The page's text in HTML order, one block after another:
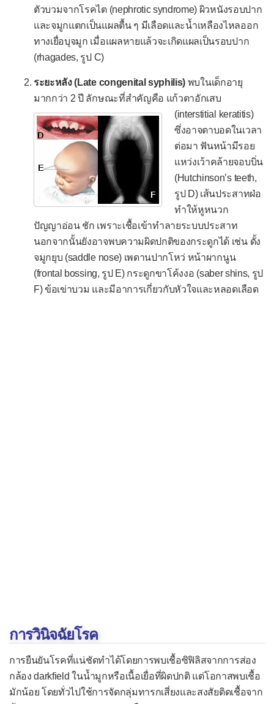
หัดเยอรมันแต่กำเนิด
โรคอีสุกอีใส
โรคงูสวัด
โรคเอดส์
โรคติดเชื้อแบคทีเรีย
กรวยไตอักเสบ
กระเพาะปัสสาวะอักเสบ
กระดูกติดเชื้อ
กาฬโรค
ไข้กระต่าย
ไข้กาฬหลังแอ่น
ไข้ไทฟอยด์
จากพิษในอาหาร
จากพิษที่เกิดในลำไส้
มดลูกอักเสบ
เยื่อบุตาอักเสบจากแบคทีเรีย
ตัวบวมจากโรคไต (nephrotic syndrome) ผิวหนังรอบปาก
และจมูกแตกเป็นแผลตื้น ๆ มีเลือดและน้ำเหลืองไหลออก
ทางเยื่อบุจมูก เมื่อแผลหายแล้วจะเกิดแผลเป็นรอบปาก
(rhagades, รูป C)
ระยะหลัง (Late congenital syphilis) พบในเด็กอายุ
มากกว่า 2 ปี ลักษณะที่สำคัญคือ แก้วตาอักเสบ
(interstitial keratitis)
ซึ่งอาจตาบอดในเวลา
ต่อมา ฟันหน้ามีรอย
แหว่งเว้าคล้ายจอบบิ่น
(Hutchinson’s teeth,
รูป D) เส้นประสาทฝ่อ
ทำให้หูหนวก
ปัญญาอ่อน ชัก เพราะเชื้อเข้าทำลายระบบประสาท
นอกจากนั้นยังอาจพบความผิดปกติของกระดูกได้ เช่น ดั้ง
จมูกยุบ (saddle nose) เพดานปากโหว่ หน้าผากนูน
(frontal bossing, รูป E) กระดูกขาโค้งงอ (saber shins, รูป
F) ข้อเข่าบวม และมีอาการเกี่ยวกับหัวใจและหลอดเลือด
การวินิจฉัยโรค
การยืนยันโรคที่แน่ชัดทำได้โดยการพบเชื้อซิฟิลิสจากการส่อง
กล้อง darkfield ในน้ำมูกหรือเนื้อเยื่อที่ผิดปกติ แต่โอกาสพบเชื้อ
มักน้อย โดยทั่วไปใช้การจัดกลุ่มทารกเสี่ยงและสงสัยติดเชื้อจาก